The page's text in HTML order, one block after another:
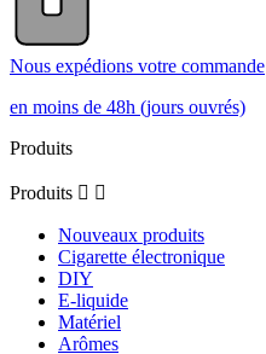
Nous expédions votre commande
en moins de 48h (jours ouvrés)
Produits
Produits  
Nouveaux produits
Cigarette électronique
DIY
E-liquide
Matériel
Arômes